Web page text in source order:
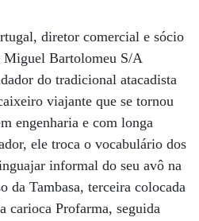
diretor comercial e sócio
Miguel Bartolomeu S/A
do tradicional atacadista
viajante que se tornou
engenharia e com longa
ele troca o vocabulário dos
informal do seu avô na
da Tambasa, terceira colocada
carioca Profarma, seguida